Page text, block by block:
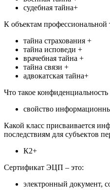
судебная тайна+
К объектам профессиональной
тайна страхования +
тайна исповеди +
врачебная тайна +
тайна связи +
адвокатская тайна+
Что такое
свойство
Какой класс присваивается
последствиям для субъектов
К2+
Сертификат ЭЦП – это:
электронный документ,